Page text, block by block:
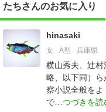
たちさんのお気に入り
hinasaki
女 A型 兵庫県
横山秀夫、辻
略、以下同）ら
察小説全般を
で